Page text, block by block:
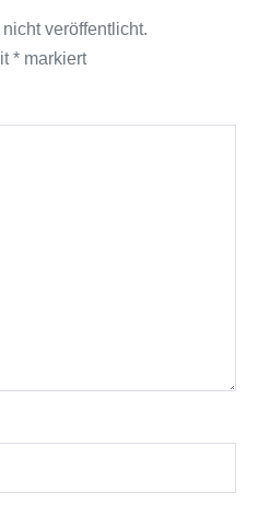
veröffentlicht.
* markiert